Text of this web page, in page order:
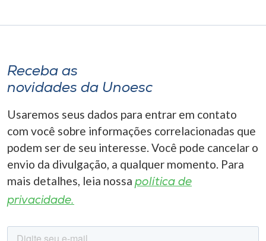
Receba as
novidades da Unoesc
Usaremos seus dados para entrar em contato
com você sobre informações correlacionadas que
podem ser de seu interesse. Você pode cancelar o
envio da divulgação, a qualquer momento. Para
mais detalhes, leia nossa política de
privacidade.